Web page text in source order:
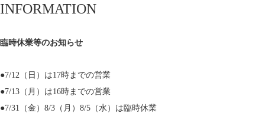
INFORMATION
臨時休業等のお知らせ
●7/12（日）は17時までの営業
●7/13（月）は16時までの営業
●7/31（金）8/3（月）8/5（水）は臨時休業